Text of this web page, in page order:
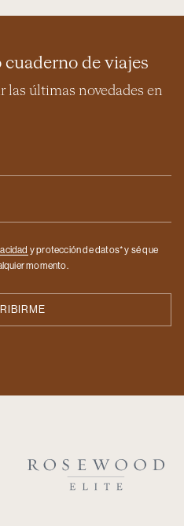
de viajes
las últimas novedades en
y protección de datos* y sé que
momento.